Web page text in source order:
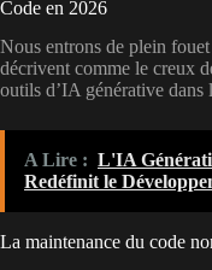
Code en 2026
Nous entrons de plein
décrivent comme le creux
outils d’IA générative dans
A Lire : L'IA
Redéfinit le
La maintenance du code